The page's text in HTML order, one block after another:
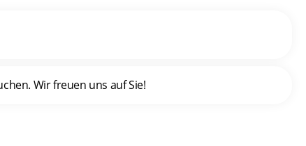
Wir freuen uns auf Sie!